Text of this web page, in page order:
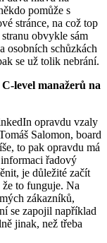
pomůže s
stránce, na což top
obvykle sám
osobních schůzkách
se už tolik nebrání.
level manažerů na
opravdu vzaly
Salomon, board
to pak opravdu má
řadový
je důležité začít
to funguje. Na
zákazníků,
se zapojil například
jinak, než třeba